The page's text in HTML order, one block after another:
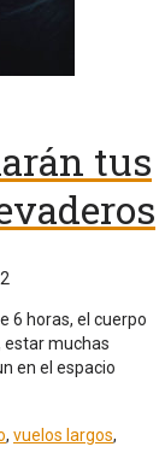
tus
2
6 horas, el cuerpo
estar muchas
en el espacio
, vuelos largos,